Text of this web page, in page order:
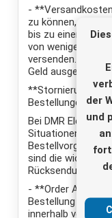
der
und
-
zu können, dass
bis zu einem
von weniger als
versenden. Für
Geld ausgeben,
**Stornierungs-
Bestellungen**
Bei DMR
Situationen dazu
Bestellvorgang
sind die
Rücksendungen:
- **Order
Bestellung
innerhalb von 4